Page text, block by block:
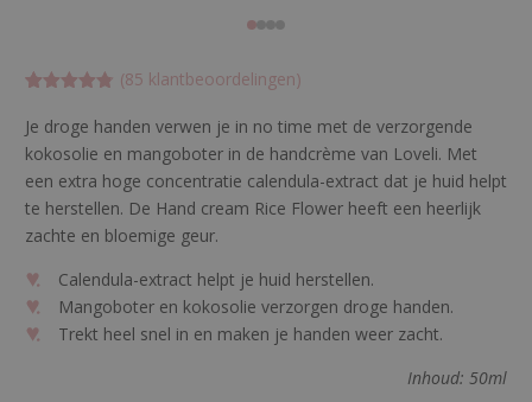
d
4.74117647
05882op 5
op klant
waarderinge
n
(85 klantbeoordelingen)
Je droge handen verwen je in no time met de verzorgende
kokosolie en mangoboter in de handcrème van Loveli. Met
een extra hoge concentratie calendula-extract dat je huid helpt
te herstellen. De Hand cream Rice Flower heeft een heerlijk
zachte en bloemige geur.
Calendula-extract helpt je huid herstellen.
Mangoboter en kokosolie verzorgen droge handen.
Trekt heel snel in en maken je handen weer zacht.
Inhoud: 50ml